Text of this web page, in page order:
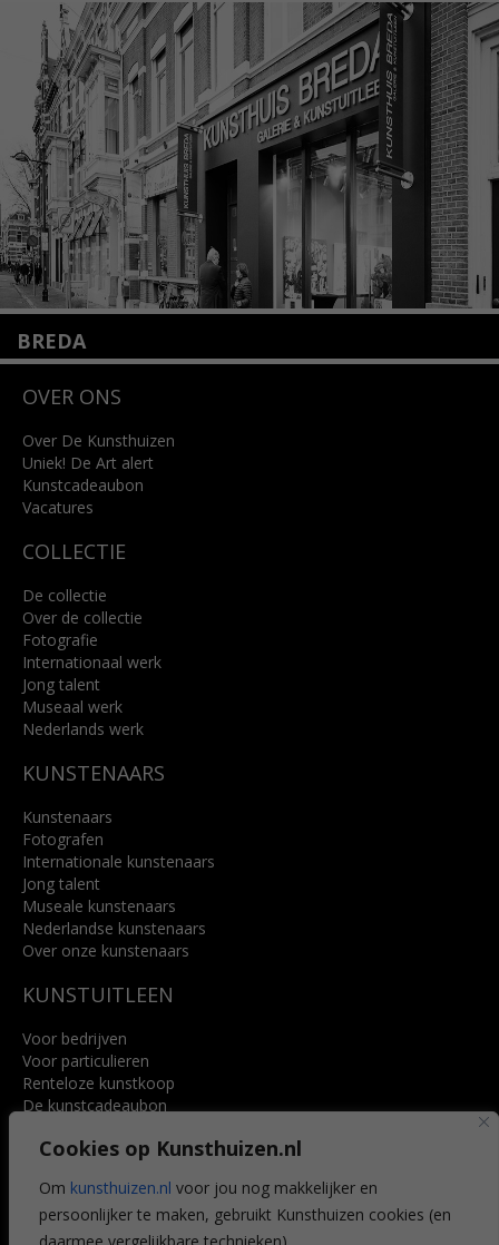
Cookies op Kunsthuizen.nl
Om kunsthuizen.nl voor jou nog makkelijker en
persoonlijker te maken, gebruikt Kunsthuizen cookies (en
Amstelveenseweg 135
1075 VX Amsterdam
+31 (0)20 2332546
info@kunsthuisamsterdam.nl
Lees meer
BREDA
4818 SB Breda
info@kunsthuisbreda.nl
Lees meer
OVER ONS
Over De Kunsthuizen
Uniek! De Art alert
Kunstcadeaubon
Vacatures
COLLECTIE
De collectie
Over de collectie
Fotografie
Internationaal werk
Jong talent
Museaal werk
Nederlands werk
KUNSTENAARS
Kunstenaars
Fotografen
Internationale kunstenaars
Jong talent
Museale kunstenaars
Nederlandse kunstenaars
Over onze kunstenaars
KUNSTUITLEEN
Voor bedrijven
Voor particulieren
Renteloze kunstkoop
De kunstcadeaubon
Voordelen
Veelgestelde vragen
CONTACT